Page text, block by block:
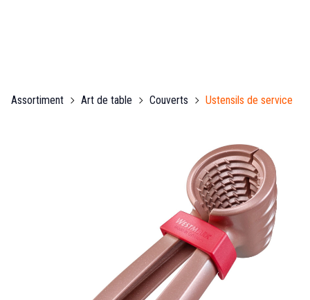
Assortiment Art de table Couverts Ustensils de service